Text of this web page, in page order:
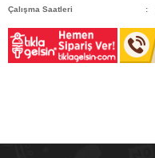
Çalışma Saatleri